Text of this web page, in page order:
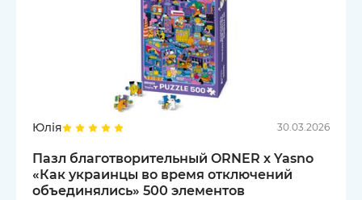
Юлія 30.03.2026
Пазл благотворительный ORNER х Yasno
«Как украинцы во время отключений
объединялись» 500 элементов